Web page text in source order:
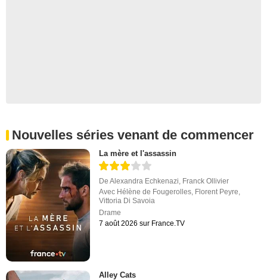
Nouvelles séries venant de commencer
La mère et l'assassin
DeAlexandra Echkenazi, Franck Ollivier
Avec Hélène de Fougerolles, Florent Peyre,
Vittoria Di Savoia
Drame
7 août 2026 sur France.TV
Alley Cats